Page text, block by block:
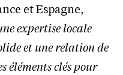
et Espagne,
expertise locale
et une relation de
éléments clés pour